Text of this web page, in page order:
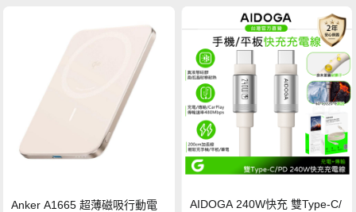
Anker A1665 超薄磁吸行動電
AIDOGA 240W快充 雙Type-C/